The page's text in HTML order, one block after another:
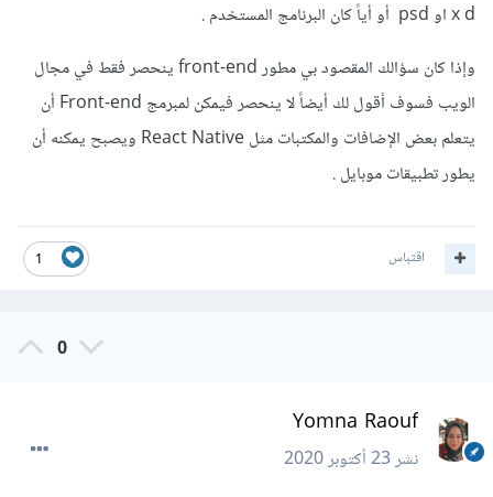
x d او psd أو أياً كان البرنامج المستخدم .
وإذا كان سؤالك المقصود بي مطور front-end ينحصر فقط في مجال
الويب فسوف أقول لك أيضاً لا ينحصر فيمكن لمبرمج Front-end أن
يتعلم بعض الإضافات والمكتبات مثل React Native ويصبح يمكنه أن
يطور تطبيقات موبايل .
1 اقتباس
0
Yomna Raouf
نشر23 أكتوبر 2020